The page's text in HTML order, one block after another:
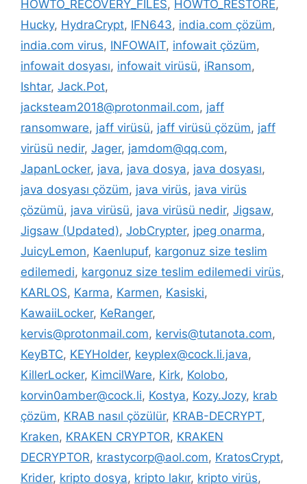
HOWTO_RECOVERY_FILES, HOWTO_RESTORE,
Hucky, HydraCrypt, IFN643, india.com çözüm,
india.com virus, INFOWAIT, infowait çözüm,
infowait dosyası, infowait virüsü, iRansom,
Ishtar, Jack.Pot,
jacksteam2018@protonmail.com, jaff
ransomware, jaff virüsü, jaff virüsü çözüm, jaff
virüsü nedir, Jager, jamdom@qq.com,
JapanLocker, java, java dosya, java dosyası,
java dosyası çözüm, java virüs, java virüs
çözümü, java virüsü, java virüsü nedir, Jigsaw,
Jigsaw (Updated), JobCrypter, jpeg onarma,
JuicyLemon, Kaenlupuf, kargonuz size teslim
edilemedi, kargonuz size teslim edilemedi virüs,
KARLOS, Karma, Karmen, Kasiski,
KawaiiLocker, KeRanger,
kervis@protonmail.com, kervis@tutanota.com,
KeyBTC, KEYHolder, keyplex@cock.li.java,
KillerLocker, KimcilWare, Kirk, Kolobo,
korvin0amber@cock.li, Kostya, Kozy.Jozy, krab
çözüm, KRAB nasıl çözülür, KRAB-DECRYPT,
Kraken, KRAKEN CRYPTOR, KRAKEN
DECRYPTOR, krastycorp@aol.com, KratosCrypt,
Krider, kripto dosya, kripto lakır, kripto virüs,